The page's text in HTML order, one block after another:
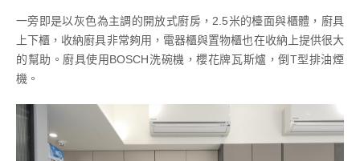
一旁即是以灰色為主調的開放式廚房，2.5米的檯面與櫃體，廚具
上下櫃，收納廚具非常夠用，電器櫃與置物櫃也在收納上提供很大
的幫助。廚具使用BOSCH洗碗機，櫻花牌瓦斯爐，倒T型排油煙
機。